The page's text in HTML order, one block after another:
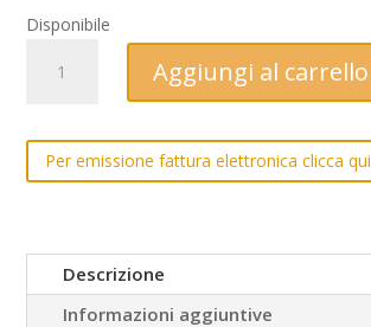
Disponibile
«Umanesimo
apertissimo
l'aria
quantità
Aggiungi al carrello
Per emissione fattura elettronica clicca qui
Descrizione
Informazioni aggiuntive